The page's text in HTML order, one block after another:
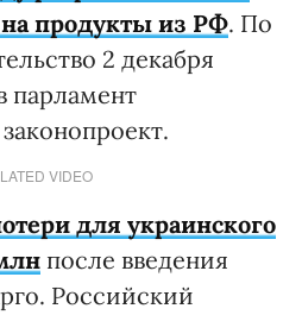
на продукты из РФ. По
2 декабря
парламент
VIDEO
для украинского
после введения
Российский